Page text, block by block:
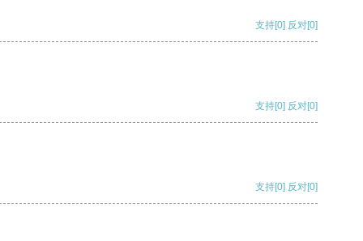
支持[0] 反对[0]
支持[0] 反对[0]
支持[0] 反对[0]